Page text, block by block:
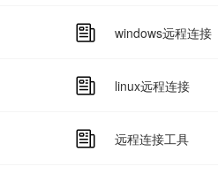
windows远程连接
linux远程连接
远程连接工具